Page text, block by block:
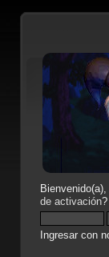
Bienvenido(a),
de activación?
Ingresar con